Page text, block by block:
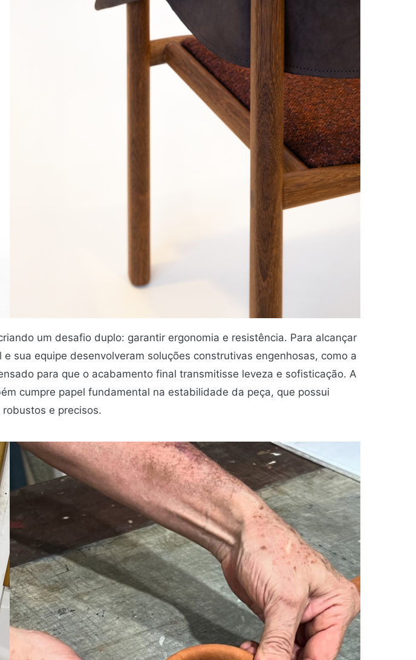
um desafio duplo: garantir ergonomia e resistência. Para alcançar
sua equipe desenvolveram soluções construtivas engenhosas, como a
para que o acabamento final transmitisse leveza e sofisticação. A
cumpre papel fundamental na estabilidade da peça, que possui
e precisos.